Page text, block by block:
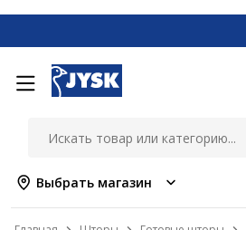
Выбрать магазин